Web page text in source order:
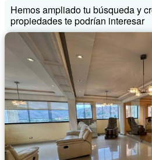
Hemos ampliado tu búsqueda y
propiedades te podrían interesar